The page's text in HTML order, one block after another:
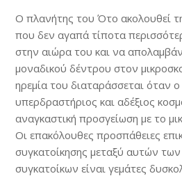
Ο πλανήτης του Ότο ακολουθεί
που δεν αγαπά τίποτα
στην αιώρα του και να
μοναδικού δέντρου στον
ηρεμία του διαταράσσεται όταν
υπερδραστήριος και αδέξιος
αναγκαστική προσγείωση με το
Οι επακόλουθες προσπάθειες
συγκατοίκησης μεταξύ αυτών
συγκατοίκων είναι γεμάτες